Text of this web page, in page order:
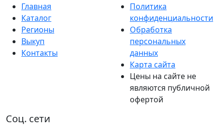
Главная
Каталог
Регионы
Выкуп
Контакты
Политика
конфиденциальности
Обработка
персональных
данных
Карта сайта
Цены на сайте не
являются публичной
офертой
Соц. сети